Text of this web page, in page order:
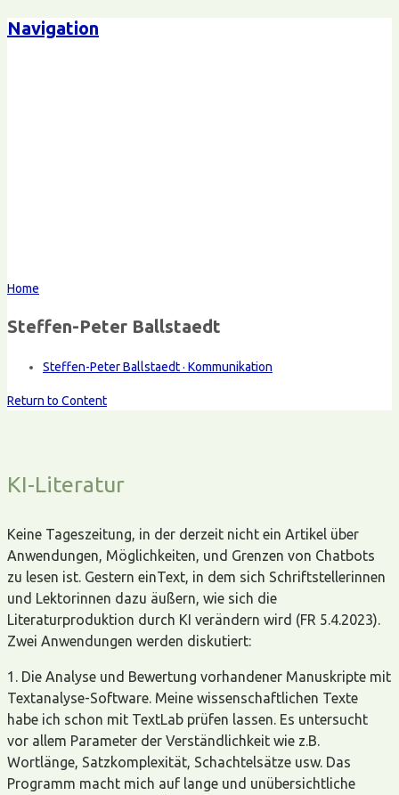
Navigation
Home
Steffen-Peter Ballstaedt
Steffen-Peter Ballstaedt · Kommunikation
Return to Content
KI-Literatur
Keine Tageszeitung, in der derzeit nicht ein Artikel über
Anwendungen, Möglichkeiten, und Grenzen von Chatbots
zu lesen ist. Gestern einText, in dem sich Schriftstellerinnen
und Lektorinnen dazu äußern, wie sich die
Literaturproduktion durch KI verändern wird (FR 5.4.2023).
Zwei Anwendungen werden diskutiert:
1. Die Analyse und Bewertung vorhandener Manuskripte mit
Textanalyse-Software. Meine wissenschaftlichen Texte
habe ich schon mit TextLab prüfen lassen. Es untersucht
vor allem Parameter der Verständlichkeit wie z.B.
Wortlänge, Satzkomplexität, Schachtelsätze usw. Das
Programm macht mich auf lange und unübersichtliche